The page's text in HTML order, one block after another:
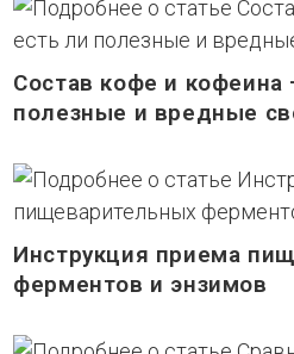
Состав кофе и кофеина
полезные и вредные
Инструкция приема
ферментов и энзимов